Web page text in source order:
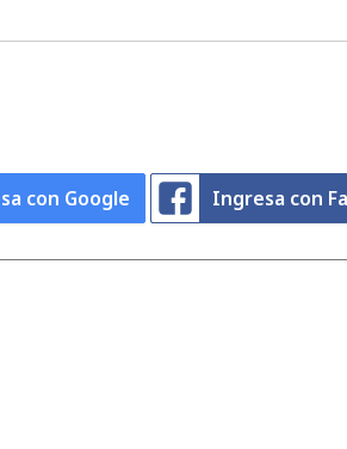
con Google
Ingresa con